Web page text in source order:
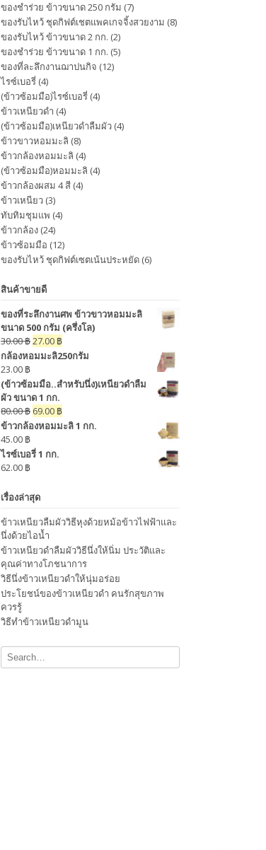
ของชำร่วย ข้าวขนาด 250 กรัม (7)
ของรับไหว้ ชุดกิฟต์เชตแพคเกจจิ้งสวยงาม (8)
ของรับไหว้ ข้าวขนาด 2 กก. (2)
ของชำร่วย ข้าวขนาด 1 กก. (5)
ของที่ละลึกงานฌาปนกิจ (12)
ไรซ์เบอรี่ (4)
(ข้าวซ้อมมือ)ไรซ์เบอรี่ (4)
ข้าวเหนียวดำ (4)
(ข้าวซ้อมมือ)เหนียวดำลืมผัว (4)
ข้าวขาวหอมมะลิ (8)
ข้าวกล้องหอมมะลิ (4)
(ข้าวซ้อมมือ)หอมมะลิ (4)
ข้าวกล้องผสม 4 สี (4)
ข้าวเหนียว (3)
ทับทิมชุมแพ (4)
ข้าวกล้อง (24)
ข้าวซ้อมมือ (12)
ของรับไหว้ ชุดกิฟต์เซตเน้นประหยัด (6)
สินค้าขายดี
ของที่ระลึกงานศพ ข้าวขาวหอมมะลิ
ขนาด 500 กรัม (ครึ่งโล)
30.00฿27.00 ฿
กล้องหอมมะลิ250กรัม
23.00 ฿
(ข้าวซ้อมมือ..สำหรับนึ่ง)เหนียวดำลืม
ผัว ขนาด 1 กก.
80.00฿ 69.00 ฿
ข้าวกล้องหอมมะลิ 1 กก.
45.00 ฿
ไรซ์เบอรี่ 1 กก.
62.00 ฿
เรื่องล่าสุด
ข้าวเหนียวลืมผัววิธีหุงด้วยหม้อข้าวไฟฟ้าและ
นึ่งด้วยไอน้ำ
ข้าวเหนียวดำลืมผัววิธีนึ่งให้นิ่ม ประวัติและ
คุณค่าทางโภชนาการ
วิธีนึ่งข้าวเหนียวดำให้นุ่มอร่อย
ประโยชน์ของข้าวเหนียวดำ คนรักสุขภาพ
ควรรู้
วิธีทำข้าวเหนียวดำมูน